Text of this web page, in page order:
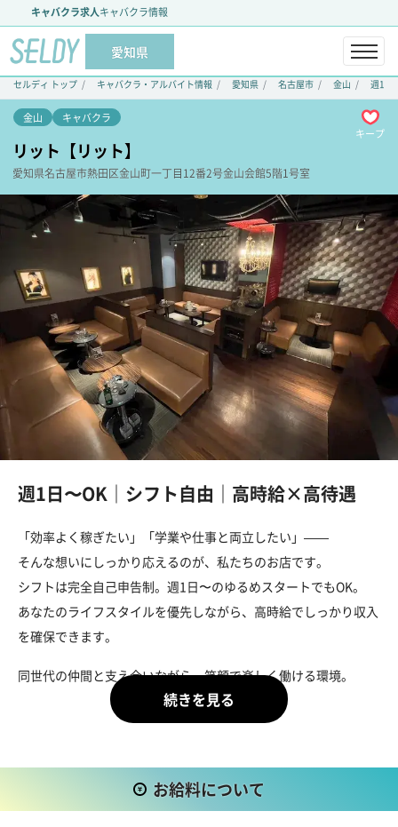
キャバクラ求人キャバクラ情報
愛知県
セルディ トップ キャバクラ・アルバイト情報 愛知県 名古屋市 金山 週1日
金山
キャバクラ
キープ
リット【リット】
愛知県名古屋市熱田区金山町一丁目12番2号金山会館5階1号室
週1日〜OK｜シフト自由｜高時給×高待遇
「効率よく稼ぎたい」「学業や仕事と両立したい」——
そんな想いにしっかり応えるのが、私たちのお店です。
シフトは完全自己申告制。週1日〜のゆるめスタートでもOK。
あなたのライフスタイルを優先しながら、高時給でしっかり収入
を確保できます。
同世代の仲間と支え合いながら、笑顔で楽しく働ける環境。
アットホームで居心地の良い雰囲気の中、
「ムリなく、自分のペースで続けられる」そんな安心感がここに
お給料について